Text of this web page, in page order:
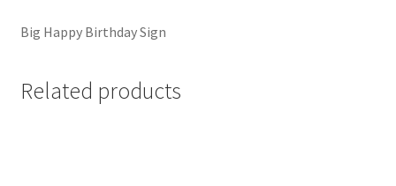
Big Happy Birthday Sign
Related products